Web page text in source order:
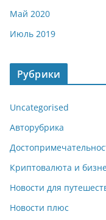
Май 2020
Июль 2019
Рубрики
Uncategorised
Авторубрика
Криптовалюта и
Новости для
Новости плюс